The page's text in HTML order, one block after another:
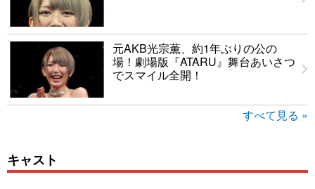
元AKB光宗薫、約1年ぶりの公の
場！劇場版『ATARU』舞台あいさつ
でスマイル全開！
すべて見る »
キャスト